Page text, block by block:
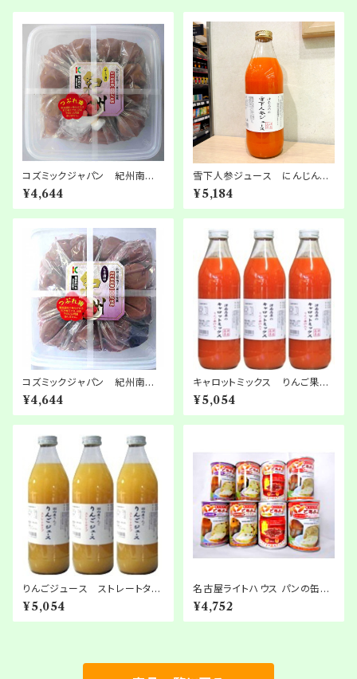
コズミックジャパン 紀州南高
梅100％使用 紀州つぶれ梅
ハチミツ漬1kg 2箱
¥4,644
雪下人参ジュース にんじん繊
維混合 1,000ml × 6本
¥5,184
コズミックジャパン 紀州南高
梅100％使用 紀州つぶれ梅
しそ漬1kg 2箱
¥4,644
キャロットミックス りんご果汁
入り 1000ml × 6本
¥5,054
りんごジュース ストレートタイ
プ 1000ml × 6本
¥5,054
名古屋ライトハウス パンの缶詰
「パンですよ！」4種12缶セット
¥4,752